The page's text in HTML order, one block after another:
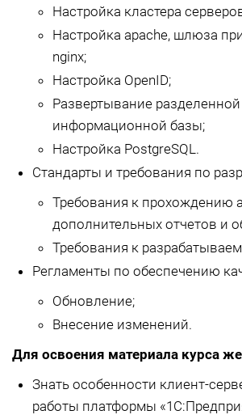
Настройка кластера
Настройка apache, шлюза
nginx;
Настройка OpenID;
Развертывание разделенной
информационной базы;
Настройка PostgreSQL.
Стандарты и требования по
Требования к прохождению
дополнительных отчетов и
Требования к
Регламенты по обеспечению
Обновление;
Внесение изменений.
Для освоения материала курса
Знать особенности клиент-
работы платформы